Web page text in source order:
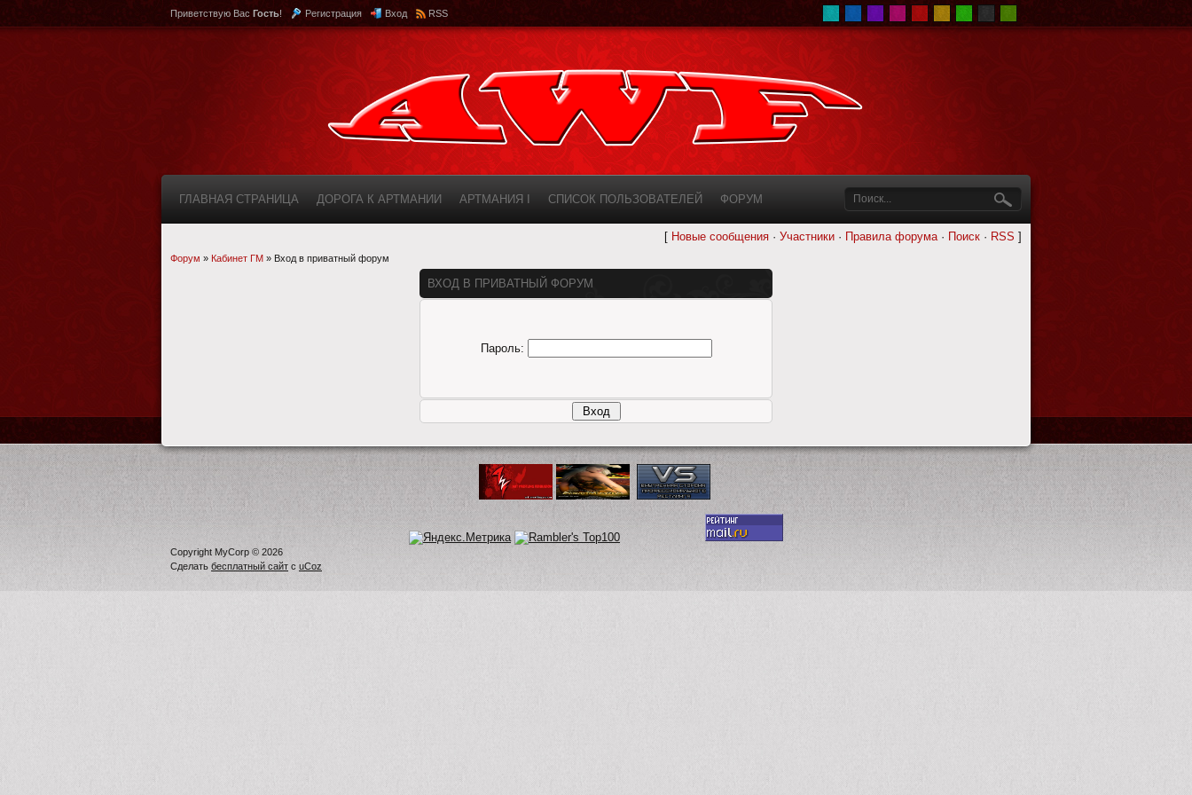
Приветствую Вас Гость! Регистрация Вход RSS
ГЛАВНАЯ СТРАНИЦА ДОРОГА К АРТМАНИИ АРТМАНИЯ I СПИСОК ПОЛЬЗОВАТЕЛЕЙ ФОРУМ
[ Новые сообщения · Участники · Правила форума· Поиск · RSS ]
Форум » Кабинет ГМ » Вход в приватный форум
ВХОД В ПРИВАТНЫЙ ФОРУМ
Пароль:
Copyright MyCorp © 2026
Сделать бесплатный сайт с uCoz